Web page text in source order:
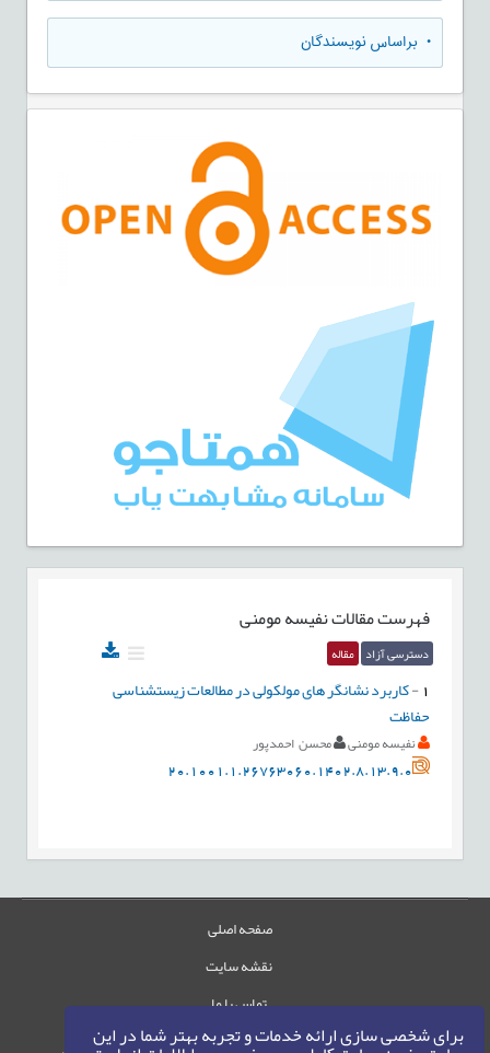
برای شخصی سازی ارائه خدمات و تجربه بهتر شما در این
• براساس نویسندگان
فهرست مقالاتنفیسه مومنی
دسترسی آزاد مقاله
-
کاربرد نشانگر های مولکولی در مطالعات زیست‎شناسی
حفاظت
نفیسه مومنی محسن احمدپور
20.1001.1.26763060.1402.8.13.9.0
صفحه اصلی
نقشه سایت
تماس با ما